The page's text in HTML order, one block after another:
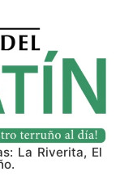
La Riverita, El